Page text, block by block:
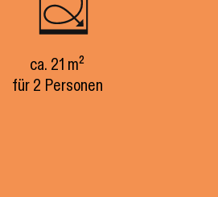
ca. 21 m²
für 2 Personen